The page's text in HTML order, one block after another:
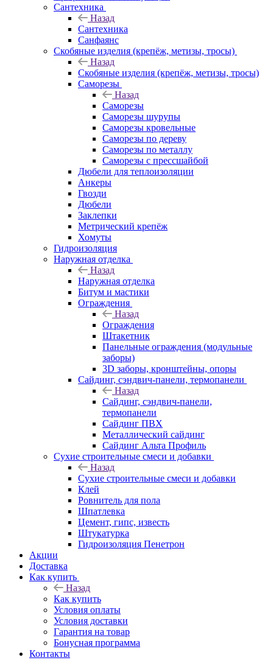
Сантехника
Назад
Сантехника
Санфаянс
Скобяные изделия (крепёж, метизы, тросы)
Назад
Скобяные изделия (крепёж, метизы, тросы)
Саморезы
Назад
Саморезы
Саморезы шурупы
Саморезы кровельные
Саморезы по дереву
Саморезы по металлу
Саморезы с прессшайбой
Дюбели для теплоизоляции
Анкеры
Гвозди
Дюбели
Заклепки
Метрический крепёж
Хомуты
Гидроизоляция
Наружная отделка
Назад
Наружная отделка
Битум и мастики
Ограждения
Назад
Ограждения
Штакетник
Панельные ограждения (модульные
заборы)
3D заборы, кронштейны, опоры
Cайдинг, сэндвич-панели, термопанели
Назад
Cайдинг, сэндвич-панели,
термопанели
Сайдинг ПВХ
Металлический сайдинг
Сайдинг Альта Профиль
Сухие строительные смеси и добавки
Назад
Сухие строительные смеси и добавки
Клей
Ровнитель для пола
Шпатлевка
Цемент, гипс, известь
Штукатурка
Гидроизоляция Пенетрон
Акции
Доставка
Как купить
Назад
Как купить
Условия оплаты
Условия доставки
Гарантия на товар
Бонусная программа
Контакты